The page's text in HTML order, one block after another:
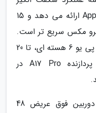
برای قابلیت های Apple Intelligence ارائه می دهد و 15
آیفون 15 پرو و پرو مکس سریع تر است.
A18 Pro به لطف بهره مندی از جی پی یو 6 هسته ای، تا 20
درصد عملکرد گرافیکی بهتر از پردازنده A17 Pro در
اپل می گوید آیفون 16 پرو به دوربین فوق عریض 48